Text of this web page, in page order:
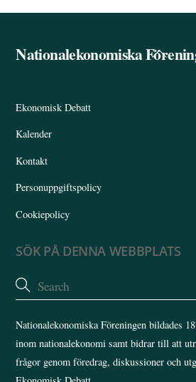
Back
Nationalekonomiska
Ekonomisk Debatt
Kalender
Kontakt
Personuppgiftspolicy
Cookiepolicy
SÖK PÅ DENNA WEBBPLATS
Nationalekonomiska Föreningen bildades
inom nationalekonomi samt bidrar till att
frågor genom föredrag, diskussioner och